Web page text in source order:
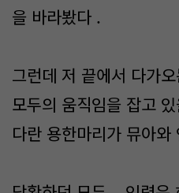
을 바라봤다 .
그런데 저 끝에서 다가
모두의 움직임을 잡고
다란 용한마리가 뮤아